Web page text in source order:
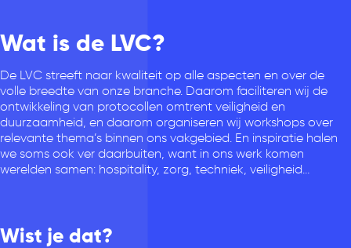
Wat is de LVC?
De LVC streeft naar kwaliteit op alle aspecten en over de
volle breedte van onze branche. Daarom faciliteren wij de
ontwikkeling van protocollen omtrent veiligheid en
duurzaamheid, en daarom organiseren wij workshops over
relevante thema’s binnen ons vakgebied. En inspiratie halen
we soms ook ver daarbuiten, want in ons werk komen
werelden samen: hospitality, zorg, techniek, veiligheid…
Wist je dat?